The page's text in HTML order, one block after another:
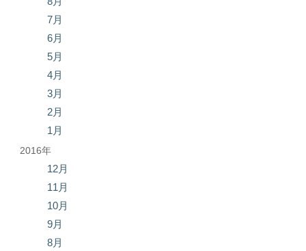
7月
6月
5月
4月
3月
2月
1月
2016年
12月
11月
10月
9月
8月